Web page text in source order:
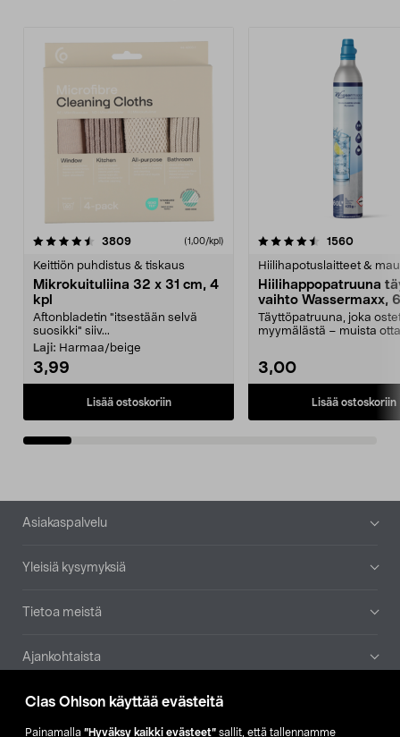
Clas Ohlson käyttää evästeitä
Painamalla ”Hyväksy kaikki evästeet” sallit, että tallennamme
3809arvostelut (1,00/kpl)
Keittiön puhdistus & tiskaus
Mikrokuituliina 32 x 31 cm, 4
kpl
Aftonbladetin "itsestään selvä
suosikki" siiv...
Laji: Harmaa/beige
3,99
Lisää ostoskoriin
4.5viidestä
1560
Hiilihapotuslaitteet &
Hiilihappopatruuna
vaihto Wassermaxx,
Täyttöpatruuna, joka
myymälästä – muista
3,00
Lisää ostoskoriin
4.5viidestä
Alatunniste
Asiakaspalvelu
Yleisiä kysymyksiä
Tietoa meistä
Ajankohtaista
Muut yrityksemme